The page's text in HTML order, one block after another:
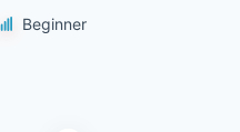
Beginner